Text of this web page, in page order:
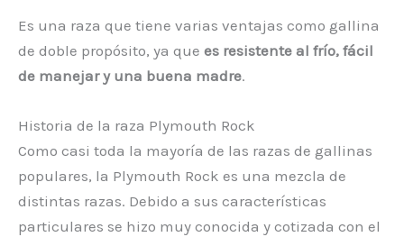
Es una raza que tiene varias ventajas como gallina
de doble propósito, ya que es resistente al frío, fácil
de manejar y una buena madre.
Historia de la raza Plymouth Rock
Como casi toda la mayoría de las razas de gallinas
populares, la Plymouth Rock es una mezcla de
distintas razas. Debido a sus características
particulares se hizo muy conocida y cotizada con el